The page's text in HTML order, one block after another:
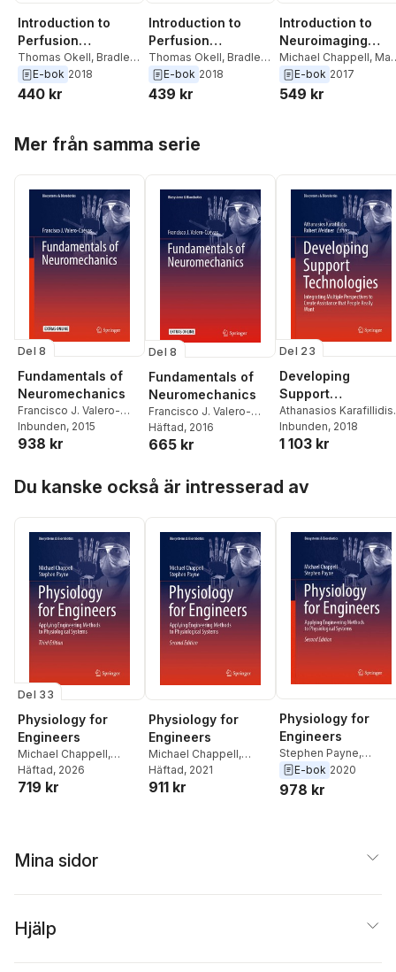
Introduction to
Perfusion
Quantification
using Arterial Spin
Labelling
Thomas Okell, Bradley
MacIntosh,Michael
Chappell
E-bok 2018
440 kr
Introduction to
Perfusion
Quantification
using Arterial Spin
Labelling
Thomas Okell, Bradley
MacIntosh,Michael
Chappell
E-bok 2018
439 kr
Introduction to
Neuroimaging
Analysis
Michael Chappell,
Jenkinson
E-bok 2017
549 kr
Mer från samma serie
Del 8
Fundamentals of
Neuromechanics
Francisco J. Valero-
Cuevas
Inbunden, 2015
938 kr
Del 8
Fundamentals of
Neuromechanics
Francisco J. Valero-
Cuevas
Häftad, 2016
665 kr
Del 23
Developing
Support
Technologies
Athanasios Karafillidis,
Robert Weidner
Inbunden, 2018
1 103 kr
Du kanske också är intresserad av
Del 33
Physiology for
Engineers
Michael Chappell,
Stephen Payne
Häftad, 2026
719 kr
Physiology for
Engineers
Michael Chappell,
Stephen Payne
Häftad, 2021
911 kr
Physiology for
Engineers
Stephen Payne,
Michael Chappell
E-bok 2020
978 kr
Mina sidor
Hjälp